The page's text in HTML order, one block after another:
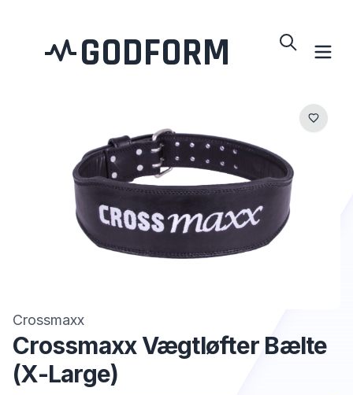
GODFORM
Crossmaxx
Crossmaxx Vægtløfter Bælte
(X-Large)